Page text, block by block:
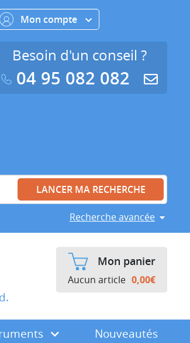
Recherche avancée
Mon compte
Besoin d'un conseil ?
04 95 082 082
Mon panier
Aucun article 0,00€
Nouveautés